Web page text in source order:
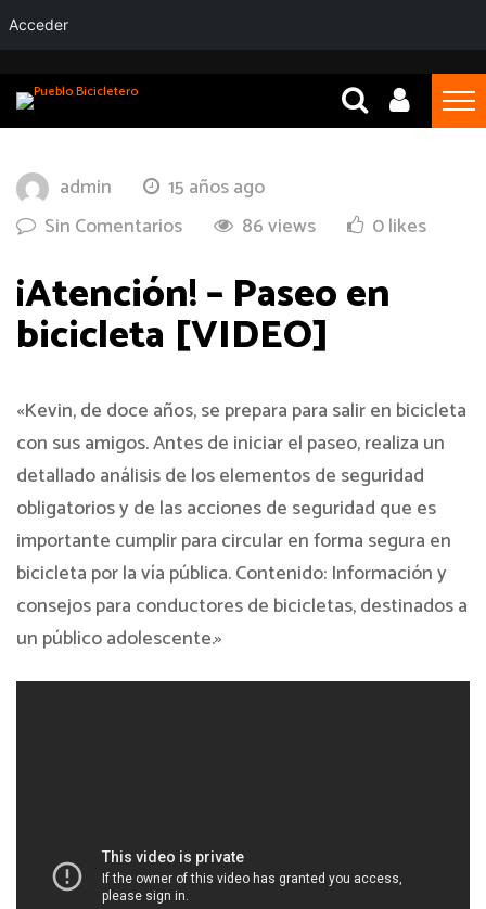
admin
15 años ago
Sin Comentarios
86 views 0 likes
¡Atención! – Paseo en
bicicleta [VIDEO]
«Kevin, de doce años, se prepara para salir en bicicleta
con sus amigos. Antes de iniciar el paseo, realiza un
detallado análisis de los elementos de seguridad
obligatorios y de las acciones de seguridad que es
importante cumplir para circular en forma segura en
bicicleta por la vía pública. Contenido: Información y
consejos para conductores de bicicletas, destinados a
un público adolescente.»
Acceder